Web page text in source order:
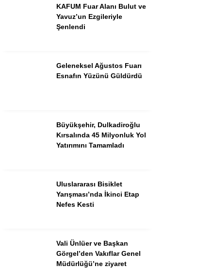
Instagram
KAFUM Fuar Alanı Bulut ve
Yavuz’un Ezgileriyle
Şenlendi
Geleneksel Ağustos Fuarı
Esnafın Yüzünü Güldürdü
Büyükşehir, Dulkadiroğlu
Kırsalında 45 Milyonluk Yol
Yatırımını Tamamladı
Uluslararası Bisiklet
Yarışması’nda İkinci Etap
Nefes Kesti
Vali Ünlüer ve Başkan
Görgel’den Vakıflar Genel
Müdürlüğü’ne ziyaret